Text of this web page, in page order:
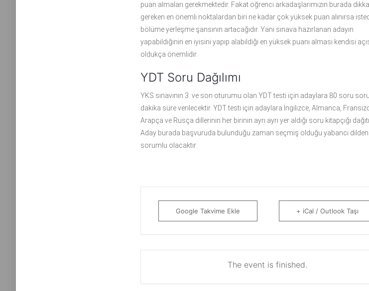
puan almaları gerekmektedir. Fakat öğrenci arkadaşlarımızın burada
gereken en önemli noktalardan biri ne kadar çok yüksek puan alınırsa
bölüme yerleşme şansının artacağıdır. Yani sınava hazırlanan adayın
yapabildiğinin en iyisini yapıp alabildiği en yüksek puanı alması kendisi
oldukça önemlidir.
YDT Soru Dağılımı
YKS sınavının 3. ve son oturumu olan YDT testi için adaylara 80 soru
dakika süre verilecektir. YDT testi için adaylara İngilizce, Almanca,
Arapça ve Rusça dillerinin her birinin ayrı ayrı yer aldığı soru kitapçığı
Aday burada başvuruda bulunduğu zaman seçmiş olduğu yabancı dilden
sorumlu olacaktır.
Google Takvime Ekle + iCal / Outlook Taşı
The event is finished.